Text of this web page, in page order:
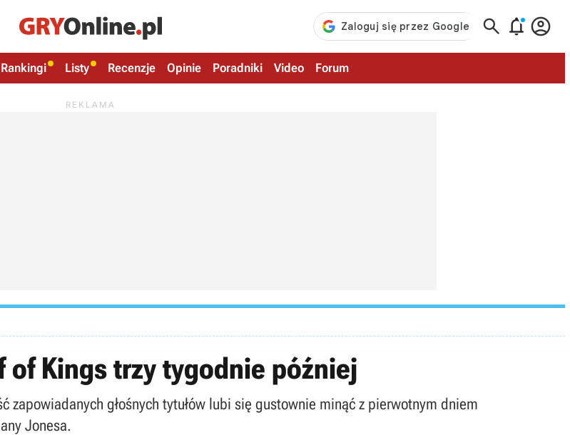
  
Rankingi Listy Recenzje Opinie Poradniki Video Forum
Kings trzy tygodnie później
zapowiadanych głośnych tytułów lubi się gustownie minąć z pierwotnym dniem
Jonesa.